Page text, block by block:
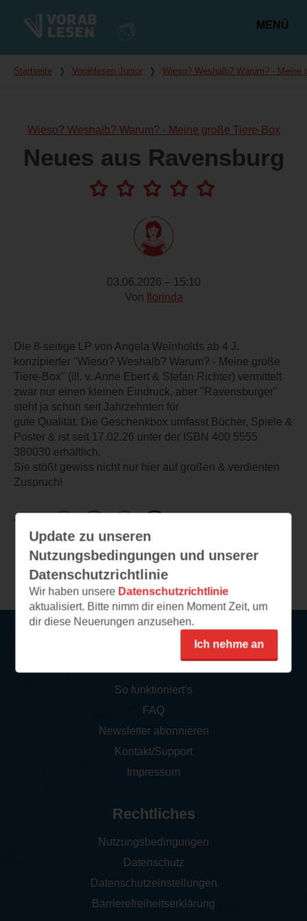
MENÜ
Du bist hier
Startseite ❭ Vorablesen Junior ❭ Wieso? Weshalb? Warum? - Meine
Wieso? Weshalb? Warum? - Meine große Tiere-Box
Neues aus Ravensburg
03.06.2026 – 15:10
Von florinda
Die 8-seitige LP von Angela Weinholds ab 4 J.
konzipierter "Wieso? Weshalb? Warum? - Meine große
Tiere-Box" (ill. v. Anne Ebert & Stefan Richter) vermittelt
zwar nur einen kleinen Eindruck, aber "Ravensburger"
steht ja schon seit Jahrzehnten für
gute Qualität. Die Geschenkbox umfasst Bücher, Spiele &
Poster & ist seit 17.02.26 unter der ISBN 400 5555
380030 erhältlich.
Sie stößt gewiss nicht nur hier auf großen & verdienten
Zuspruch!
TEILEN
Weitere Leseeindrücke
Update zu unseren
Nutzungsbedingungen und unserer
Datenschutzrichtlinie
Wir haben unsere Datenschutzrichtlinie
aktualisiert. Bitte nimm dir einen Moment Zeit, um
dir diese Neuerungen anzusehen.
Ich nehme an
So funktioniert‘s
FAQ
Newsletter abonnieren
Kontakt/Support
Impressum
Rechtliches
Nutzungsbedingungen
Datenschutz
Datenschutzeinstellungen
Barrierefreiheitserklärung